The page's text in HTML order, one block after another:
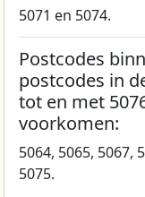
5071 en 5074.
Postcodes
postcodes in
tot en met
voorkomen:
5064, 5065, 5067,
5075.